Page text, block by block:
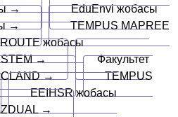
→
EduEnvi жобасы
→
TEMPUS MAPREE
жобасы
STEM →
Факультет
→
TEMPUS
EEIHSR жобасы
→